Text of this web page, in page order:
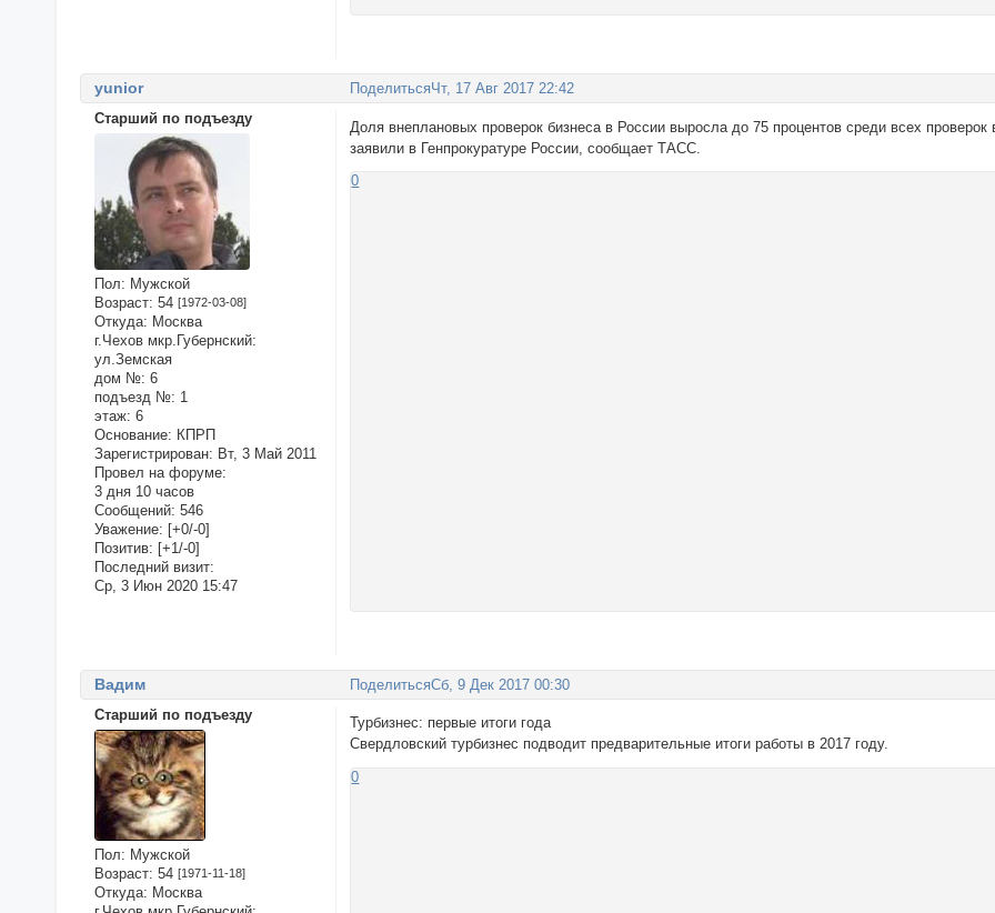
ПоделитьсяЧт, 17 Авг 2017 22:42
yunior
Старший по подъезду
Пол: Мужской
Возраст: 54 [1972-03-08]
Откуда: Москва
г.Чехов мкр.Губернский:
ул.Земская
дом №: 6
подъезд №: 1
этаж: 6
Основание: КПРП
Зарегистрирован: Вт, 3 Май 2011
Провел на форуме:
3 дня 10 часов
Сообщений: 546
Уважение: [+0/-0]
Позитив: [+1/-0]
Последний визит:
Ср, 3 Июн 2020 15:47
Доля внеплановых проверок бизнеса в России выросла до 75 процентов среди всех
заявили в Генпрокуратуре России, сообщает ТАСС.
0
ПоделитьсяСб, 9 Дек 2017 00:30
Вадим
Старший по подъезду
Пол: Мужской
Возраст: 54 [1971-11-18]
Откуда: Москва
Турбизнес: первые итоги года
Свердловский турбизнес подводит предварительные итоги работы в 2017 году.
0